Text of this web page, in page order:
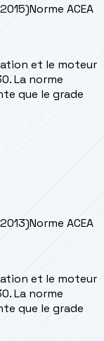
Norme ACEA
et le moteur
La norme
que le grade
Norme ACEA
et le moteur
La norme
que le grade